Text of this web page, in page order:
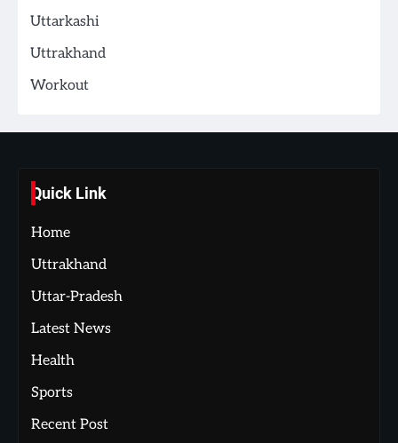
Uttarkashi
Uttrakhand
Workout
Quick Link
Home
Uttrakhand
Uttar-Pradesh
Latest News
Health
Sports
Recent Post